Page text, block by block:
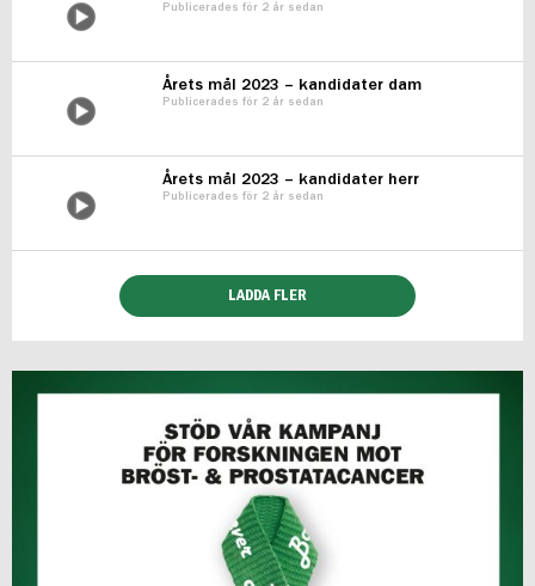
Publicerades för 2 år sedan
Årets mål 2023 – kandidater dam
Publicerades för 2 år sedan
Årets mål 2023 – kandidater herr
Publicerades för 2 år sedan
LADDA FLER